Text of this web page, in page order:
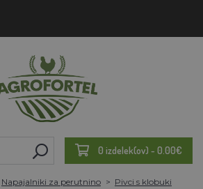
0 izdelek(ov) - 0.00€
Napajalniki za perutnino
Pivci s klobuki